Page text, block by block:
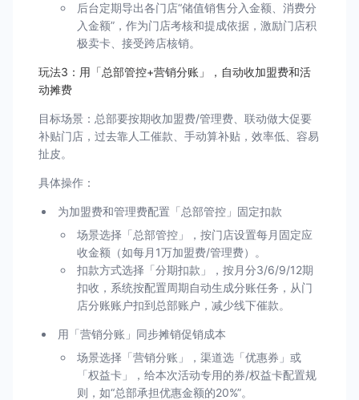
后台定期导出各门店“储值销售分入金额、消费分
入金额”，作为门店考核和提成依据，激励门店积
极卖卡、接受跨店核销。
玩法3：用「总部管控+营销分账」，自动收加盟费和活
动摊费
目标场景：总部要按期收加盟费/管理费、联动做大促要
补贴门店，过去靠人工催款、手动算补贴，效率低、容易
扯皮。
具体操作：
为加盟费和管理费配置「总部管控」固定扣款
场景选择「总部管控」，按门店设置每月固定应
收金额（如每月1万加盟费/管理费）。
扣款方式选择「分期扣款」，按月分3/6/9/12期
扣收，系统按配置周期自动生成分账任务，从门
店分账账户扣到总部账户，减少线下催款。
用「营销分账」同步摊销促销成本
场景选择「营销分账」，渠道选「优惠券」或
「权益卡」，给本次活动专用的券/权益卡配置规
则，如“总部承担优惠金额的20%”。